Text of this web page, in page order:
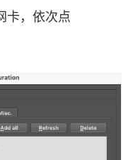
卡，依次点